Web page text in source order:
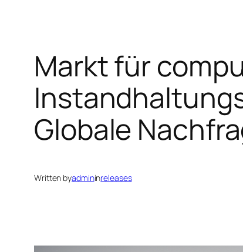
Markt für
Globale
Written byadmininreleases